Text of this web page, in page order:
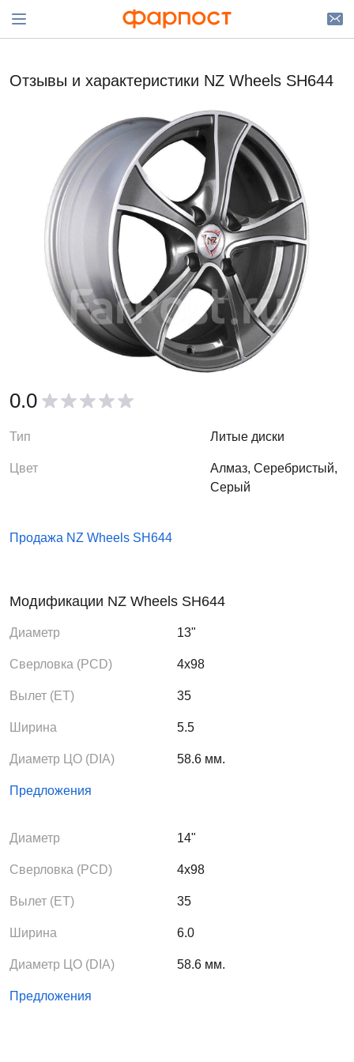
Отзывы и характеристики NZ Wheels SH644
0.0
Тип Литые диски
Цвет
Алмаз, Серебристый,
Серый
Продажа NZ Wheels SH644
Модификации NZ Wheels SH644
Диаметр 13"
Сверловка (PCD) 4x98
Вылет (ЕТ) 35
Ширина 5.5
Диаметр ЦО (DIA) 58.6 мм.
Предложения
Диаметр 14"
Сверловка (PCD) 4x98
Вылет (ЕТ) 35
Ширина 6.0
Диаметр ЦО (DIA) 58.6 мм.
Предложения